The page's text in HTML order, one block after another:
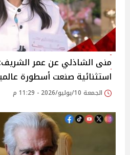
منى الشاذلي عن عمر الشريف:
استثنائية صنعت أسطورة
الجمعة 10/يوليو/2026 - 11:29 م